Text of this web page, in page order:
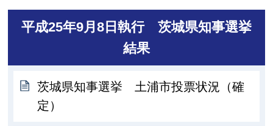
平成25年9月8日執行 茨城県知事選挙
結果
茨城県知事選挙 土浦市投票状況（確
定）